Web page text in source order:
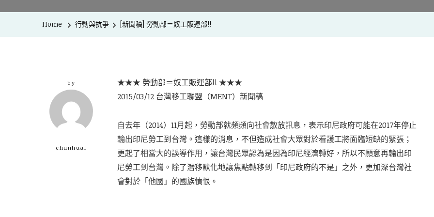
Home 行動與抗爭 [新聞稿] 勞動部＝奴工販運部!!
by
chunhuai
★★★ 勞動部＝奴工販運部!! ★★★
2015/03/12 台灣移工聯盟（MENT）新聞稿
自去年（2014）11月起，勞動部就頻頻向社會散放訊息，表示印尼政府可能在2017年停止
輸出印尼勞工到台灣。這樣的消息，不但造成社會大眾對於看護工將面臨短缺的緊張；
更起了相當大的誤導作用，讓台灣民眾認為是因為印尼經濟轉好，所以不願意再輸出印
尼勞工到台灣。除了潛移默化地讓焦點轉移到「印尼政府的不是」之外，更加深台灣社
會對於「他國」的國族憤恨。